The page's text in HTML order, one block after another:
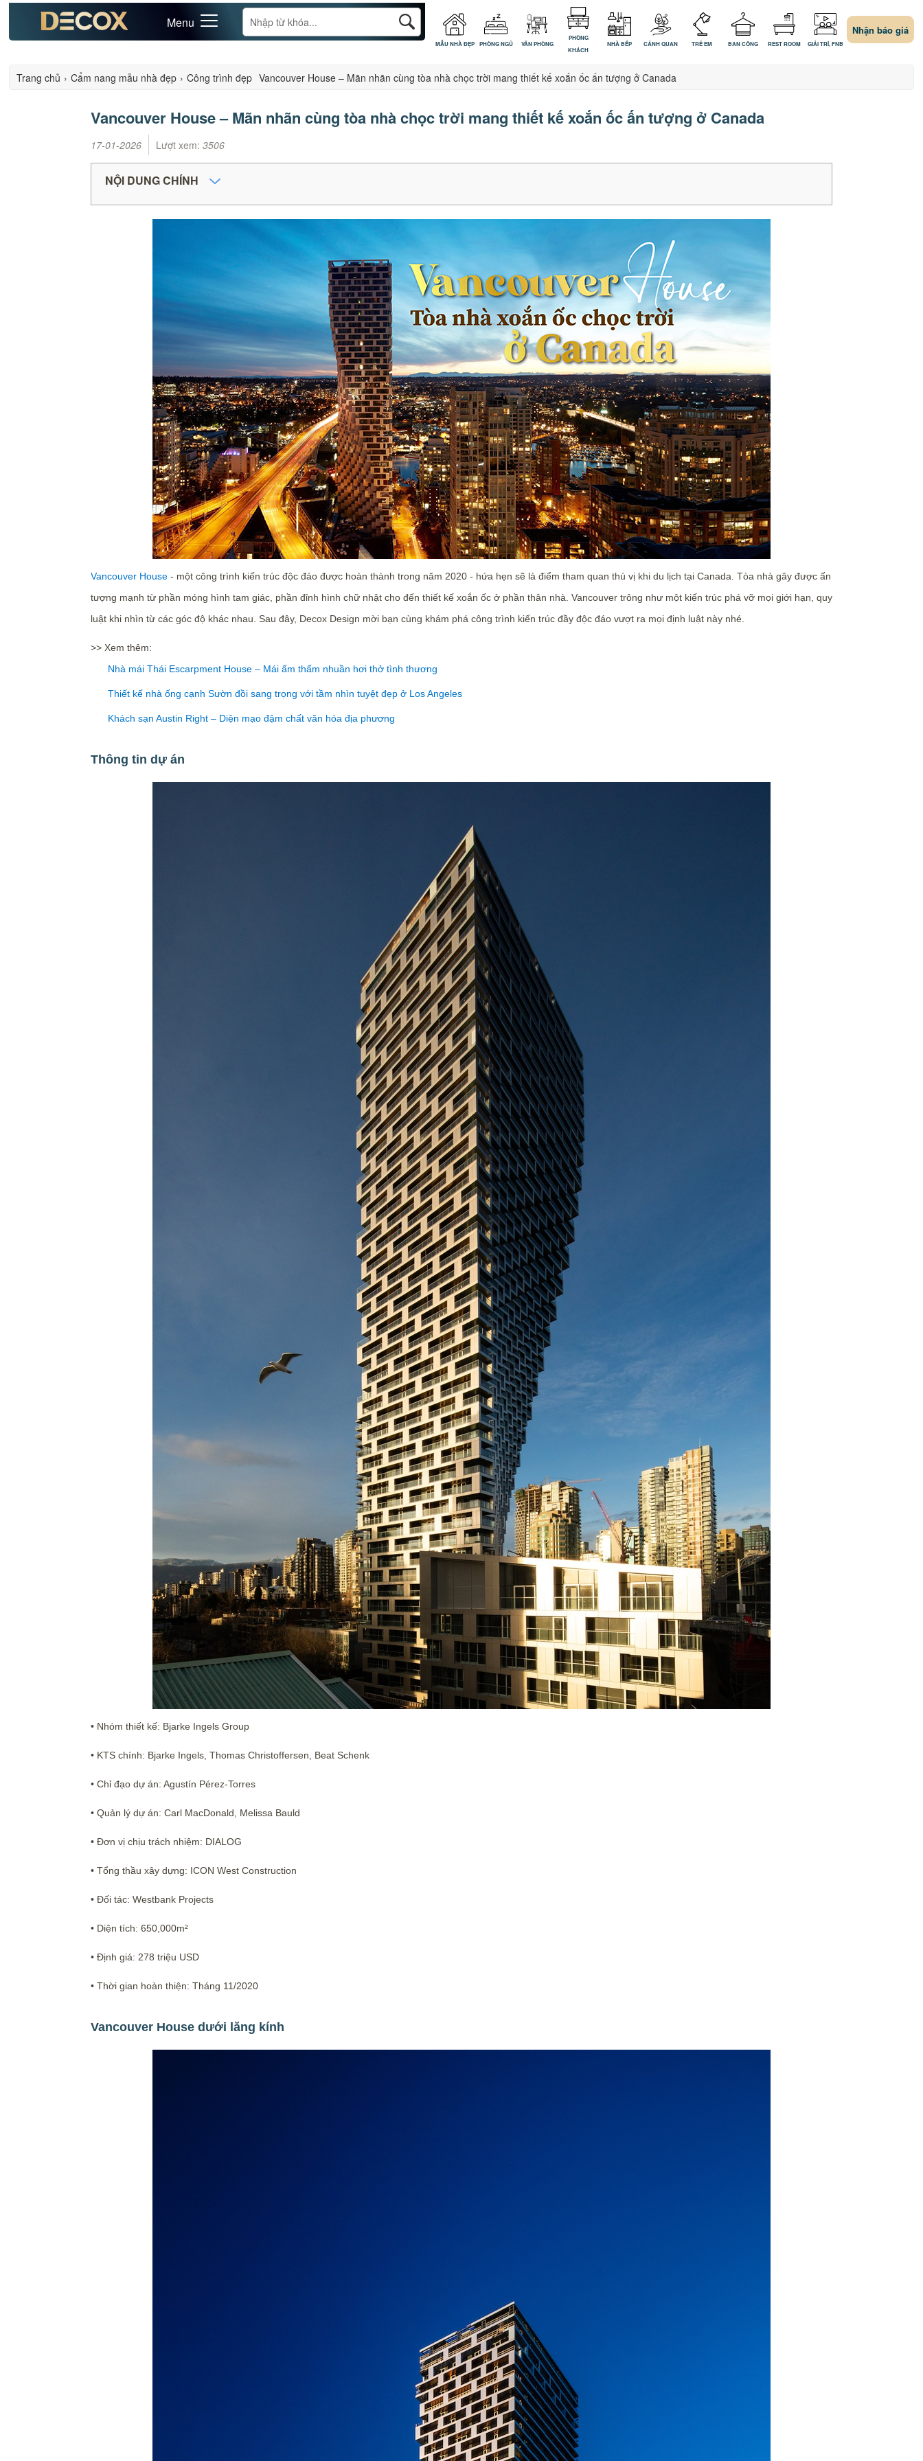
Menu
MẪU NHÀ ĐẸP PHÒNG NGỦ VĂN PHÒNG
PHÒNG
KHÁCH
NHÀ BẾP CẢNH QUAN TRẺ EM BAN CÔNG REST ROOM GIẢI TRÍ, FNB
Nhận báo giá
Trang chủ › Cẩm nang mẫu nhà đẹp › Công trình đẹp Vancouver House – Mãn nhãn cùng tòa nhà chọc trời mang thiết kế xoắn ốc ấn tượng ở Canada
Vancouver House – Mãn nhãn cùng tòa nhà chọc trời mang thiết kế xoắn ốc ấn tượng ở Canada
17-01-2026 Lượt xem: 3506
NỘI DUNG CHÍNH
Vancouver House- một công trình kiến trúc độc đáo được hoàn thành trong năm 2020 - hứa hẹn sẽ là điểm tham quan thú vị khi du lịch tại Canada. Tòa nhà gây được ấn
tượng mạnh từ phần móng hình tam giác, phần đỉnh hình chữ nhật cho đến thiết kế xoắn ốc ở phần thân nhà. Vancouver trông như một kiến trúc phá vỡ mọi giới hạn, quy
luật khi nhìn từ các góc độ khác nhau. Sau đây, Decox Design mời bạn cùng khám phá công trình kiến trúc đầy độc đáo vượt ra mọi định luật này nhé.
>> Xem thêm:
Nhà mái Thái Escarpment House – Mái ấm thấm nhuần hơi thở tình thương
Thiết kế nhà ống cạnh Sườn đồi sang trọng với tầm nhìn tuyệt đẹp ở Los Angeles
Khách sạn Austin Right – Diện mạo đậm chất văn hóa địa phương
Thông tin dự án
• Nhóm thiết kế: Bjarke Ingels Group
• KTS chính: Bjarke Ingels, Thomas Christoffersen, Beat Schenk
• Chỉ đạo dự án: Agustín Pérez-Torres
• Quản lý dự án: Carl MacDonald, Melissa Bauld
• Đơn vị chịu trách nhiệm: DIALOG
• Tổng thầu xây dựng: ICON West Construction
• Đối tác: Westbank Projects
• Diện tích: 650,000m²
• Định giá: 278 triệu USD
• Thời gian hoàn thiện: Tháng 11/2020
Vancouver House dưới lăng kính